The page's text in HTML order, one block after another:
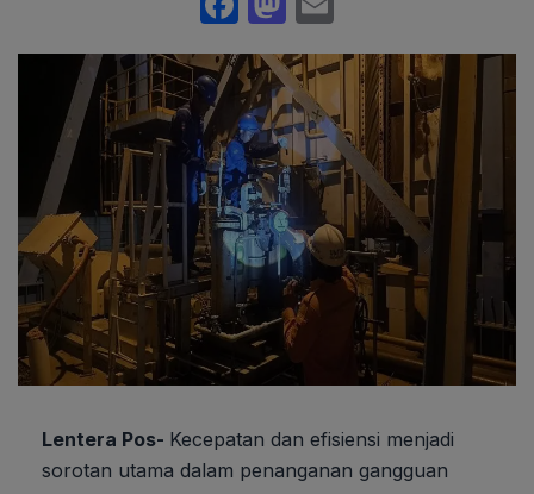
Lentera Pos- Kecepatan dan efisiensi menjadi
sorotan utama dalam penanganan gangguan